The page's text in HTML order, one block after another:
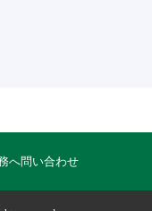
へ問い合わせ